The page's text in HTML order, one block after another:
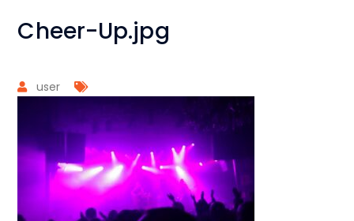
Cheer-Up.jpg
user